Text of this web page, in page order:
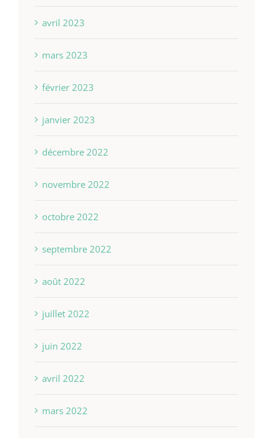
avril 2023
mars 2023
février 2023
janvier 2023
décembre 2022
novembre 2022
octobre 2022
septembre 2022
août 2022
juillet 2022
juin 2022
avril 2022
mars 2022